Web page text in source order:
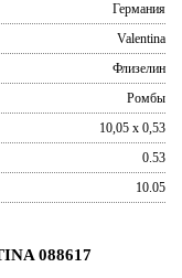
Германия
Valentina
Флизелин
Ромбы
10,05 x 0,53
0.53
10.05
088617